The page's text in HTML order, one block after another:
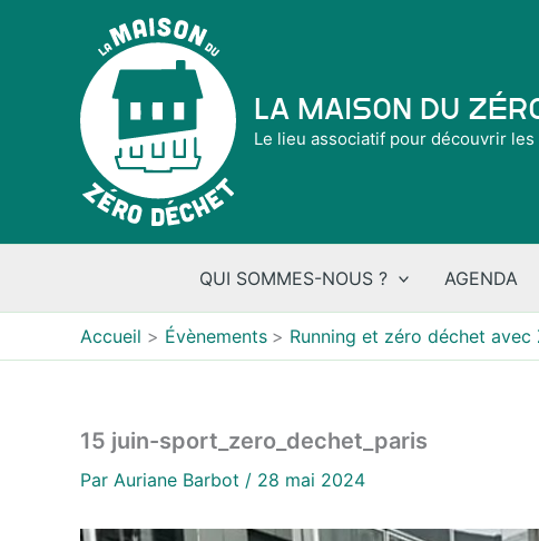
La Maison du
Le lieu associatif pour découvrir
QUI SOMMES-NOUS ? AGENDA
Accueil Évènements Running et zéro déchet avec
15 juin-sport_zero_dechet_paris
Par Auriane Barbot / 28 mai 2024